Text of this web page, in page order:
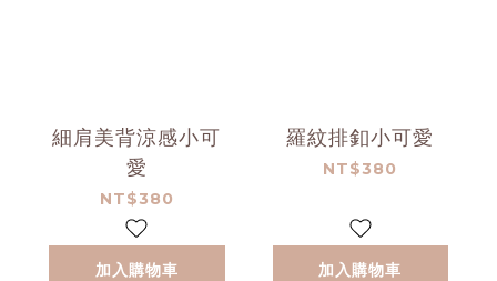
細肩美背涼感小可
愛
NT$380
加入購物車
羅紋排釦小可愛
NT$380
加入購物車